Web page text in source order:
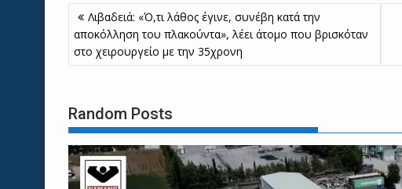
Πλοήγηση
άρθρων
Λιβαδειά: «Ό,τι λάθος έγινε, συνέβη κατά την
αποκόλληση του πλακούντα», λέει άτομο που βρισκόταν
στο χειρουργείο με την 35χρονη
Random Posts